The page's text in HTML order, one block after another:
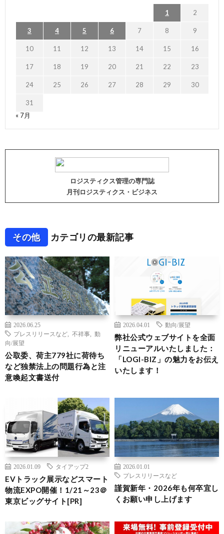
1 2
3 4 5 6 7 8 9
10 11 12 13 14 15 16
17 18 19 20 21 22 23
24 25 26 27 28 29 30
31
« 7月
ロジスティクス管理の専門誌
月刊ロジスティクス・ビジネス
その他 カテゴリの最新記事
2026.06.25
プレスリリースなど
不祥事
動
向/展望
公取委、荷主779社に荷待ち
など独禁法上の問題行為と注
意喚起文書送付
2026.04.01 動向/展望
弊社公式ウェブサイトを全面
リニューアルいたしました：
「LOGI-BIZ」の魅力をお伝え
いたします！
2026.01.09 タイアップ2
EVトラック展示などスマート
物流EXPO開催！1/21～23＠
東京ビッグサイト[PR]
2026.01.01
プレスリリースなど
謹賀新年・2026年も何卒宜し
くお願い申し上げます